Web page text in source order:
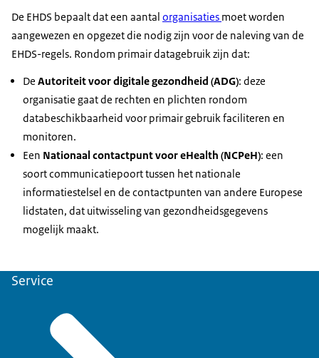
De EHDS bepaalt dat een aantal organisaties moet worden
aangewezen en opgezet die nodig zijn voor de naleving van de
EHDS-regels. Rondom primair datagebruik zijn dat:
De Autoriteit voor digitale gezondheid (ADG): deze
organisatie gaat de rechten en plichten rondom
databeschikbaarheid voor primair gebruik faciliteren en
monitoren.
Een Nationaal contactpunt voor eHealth (NCPeH): een
soort communicatiepoort tussen het nationale
informatiestelsel en de contactpunten van andere Europese
lidstaten, dat uitwisseling van gezondheidsgegevens
mogelijk maakt.
Service